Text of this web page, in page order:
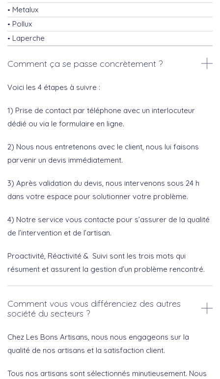
Metalux
Pollux
Laperche
Comment ça se passe concrètement ?
Voici les 4 étapes à suivre :
1) Prise de contact par téléphone avec un interlocuteur
dédié ou via le formulaire en ligne.
2) Nous nous entretenons avec le client, nous lui faisons
parvenir un devis immédiatement.
3) Après validation du devis, nous intervenons sous 24 h
dans votre espace pour solutionner votre problème.
4) Notre service vous contacte pour s’assurer de la qualité
de l’intervention et de l’artisan.
Proactivité, Réactivité & Suivi sont les trois mots qui
résument et assurent la gestion d’un problème rencontré.
Comment vous vous différenciez des autres
société du secteurs ?
Chez Les Bons Artisans, nous nous engageons sur la
qualité de nos artisans et la satisfaction client.
Tous nos artisans sont sélectionnés minutieusement. Nous